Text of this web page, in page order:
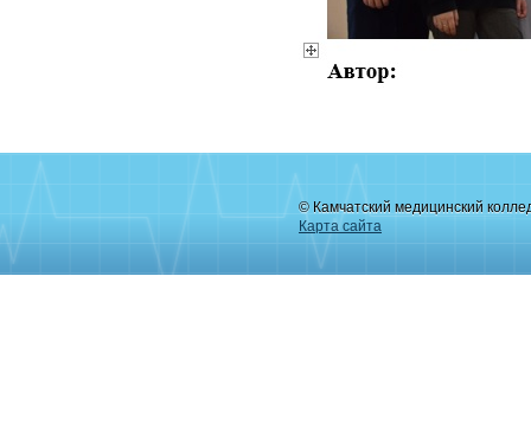
© Камчатский медицинский
Карта сайта